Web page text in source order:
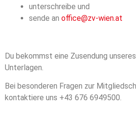
unterschreibe und
sende an office@zv-wien.at
Du bekommst eine Zusendung
Unterlagen.
Bei besonderen Fragen zur
kontaktiere uns +43 676 6949500.